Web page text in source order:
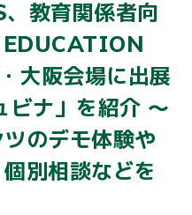
教育関係者向
大阪会場に出展
ビナ」を紹介 ～
のデモ体験や
別相談などを